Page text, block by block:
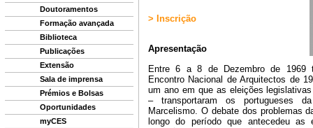
Doutoramentos
Formação avançada
Biblioteca
Publicações
Extensão
Sala de imprensa
Prémios e Bolsas
Oportunidades
myCES